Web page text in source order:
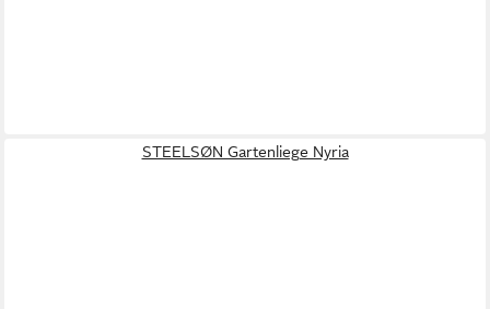
STEELSØN Gartenliege Nyria